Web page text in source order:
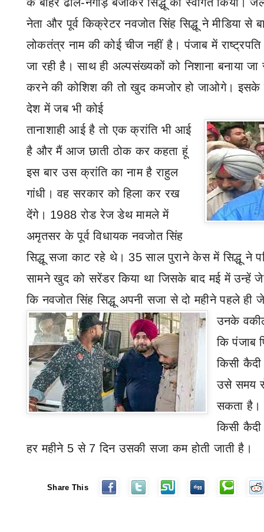
नेता और पूर्व किक्रेटरनवजोत सिंहसिद्धू ने मीडिया से
लोकतंत्र नाम की कोई चीज नहीं है। पंजाब में
जा रही है। साथ ही अल्पसंख्यकों को निशाना बनाया
करने की कोशिश की तो खुद कमजोर हो जाओगे। इसके
देश में जब भी कोई
तानाशाही आई है तो एक क्रांति भी आई
है और मैं आज छाती ठोक कर कहता हूं
इस बार उस क्रांति का नाम है राहुल
गांधी। वह सरकार को हिला कर रख
देंगे। 1988 रोड रेज डेथ मामले में
अमृतसर के पूर्व विधायक नवजोत सिंह
सिद्धू सजा काट रहे थे। 35 साल पुराने केस में सिद्धू ने
सामने खुद को सरेंडर किया था जिसके बाद मई में उन्हें
कि नवजोत सिंह सिद्धू अपनी सजा से दो महीने पहले ही
उनके
कि पंजाब
किसी कैदी
उसे समय से
सकता है।
किसी कैदी
हर महीने 5 से 7 दिन उसकी सजा कम होती जाती है।
Share This